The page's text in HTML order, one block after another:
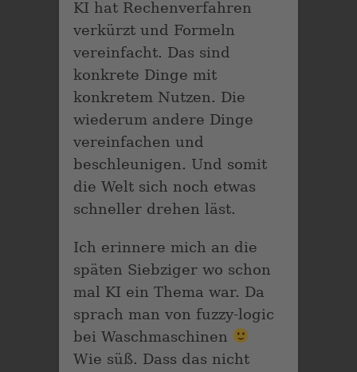
KI hat Rechenverfahren
verkürzt und Formeln
vereinfacht. Das sind
konkrete Dinge mit
konkretem Nutzen. Die
wiederum andere Dinge
vereinfachen und
beschleunigen. Und somit
die Welt sich noch etwas
schneller drehen läst.
Ich erinnere mich an die
späten Siebziger wo schon
mal KI ein Thema war. Da
sprach man von fuzzy-logic
bei Waschmaschinen
Wie süß. Dass das nicht